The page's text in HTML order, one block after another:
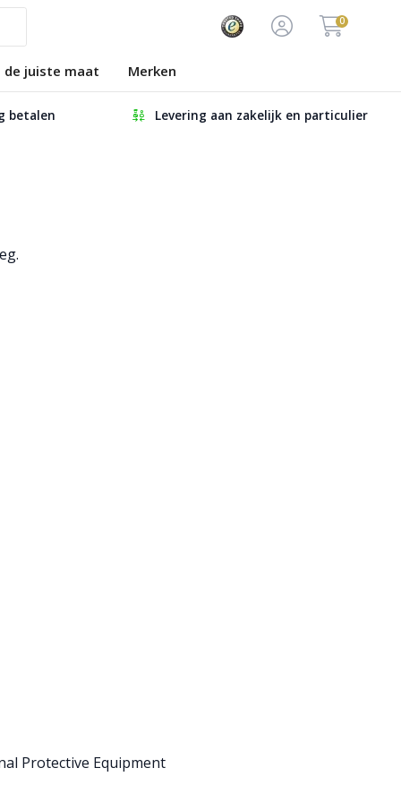
0
de juiste maat Merken
betalen Levering aan zakelijk en particulier
Protective Equipment